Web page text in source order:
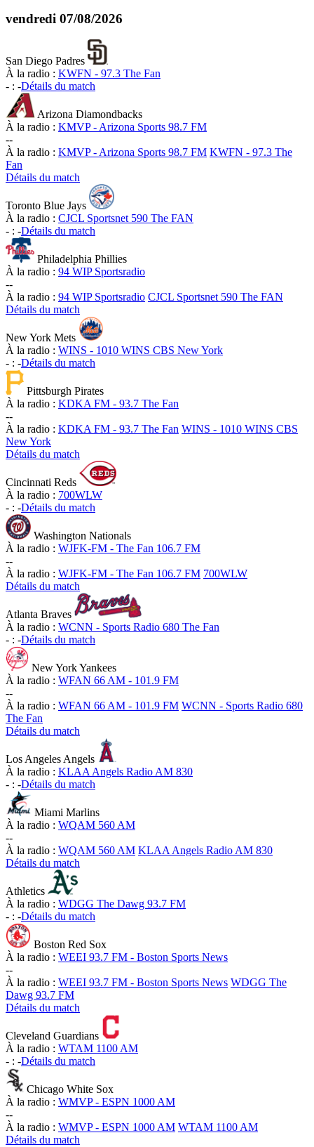
vendredi 07/08/2026
San Diego Padres
À la radio : KWFN - 97.3 The Fan
- : -Détails du match
Arizona Diamondbacks
À la radio : KMVP - Arizona Sports 98.7 FM
--
À la radio : KMVP - Arizona Sports 98.7 FM KWFN - 97.3 The
Fan
Détails du match
Toronto Blue Jays
À la radio : CJCL Sportsnet 590 The FAN
- : -Détails du match
Philadelphia Phillies
À la radio : 94 WIP Sportsradio
--
À la radio : 94 WIP Sportsradio CJCL Sportsnet 590 The FAN
Détails du match
New York Mets
À la radio : WINS - 1010 WINS CBS New York
- : -Détails du match
Pittsburgh Pirates
À la radio : KDKA FM - 93.7 The Fan
--
À la radio : KDKA FM - 93.7 The Fan WINS - 1010 WINS CBS
New York
Détails du match
Cincinnati Reds
À la radio : 700WLW
- : -Détails du match
Washington Nationals
À la radio : WJFK-FM - The Fan 106.7 FM
--
À la radio : WJFK-FM - The Fan 106.7 FM 700WLW
Détails du match
Atlanta Braves
À la radio : WCNN - Sports Radio 680 The Fan
- : -Détails du match
New York Yankees
À la radio : WFAN 66 AM - 101.9 FM
--
À la radio : WFAN 66 AM - 101.9 FM WCNN - Sports Radio 680
The Fan
Détails du match
Los Angeles Angels
À la radio : KLAA Angels Radio AM 830
- : -Détails du match
Miami Marlins
À la radio : WQAM 560 AM
--
À la radio : WQAM 560 AM KLAA Angels Radio AM 830
Détails du match
Athletics
À la radio : WDGG The Dawg 93.7 FM
- : -Détails du match
Boston Red Sox
À la radio : WEEI 93.7 FM - Boston Sports News
--
À la radio : WEEI 93.7 FM - Boston Sports News WDGG The
Dawg 93.7 FM
Détails du match
Cleveland Guardians
À la radio : WTAM 1100 AM
- : -Détails du match
Chicago White Sox
À la radio : WMVP - ESPN 1000 AM
--
À la radio : WMVP - ESPN 1000 AM WTAM 1100 AM
Détails du match